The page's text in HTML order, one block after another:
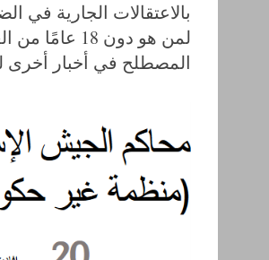
بالاعتقالات الجارية في
لمن هو دون
المصطلح في أخبار أخرى
r
c
h
f